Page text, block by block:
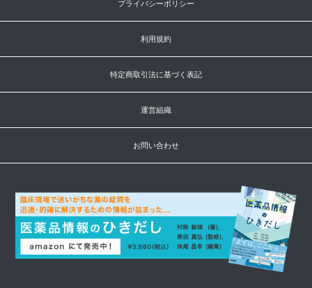
プライバシーポリシー
利用規約
特定商取引法に基づく表記
運営組織
お問い合わせ